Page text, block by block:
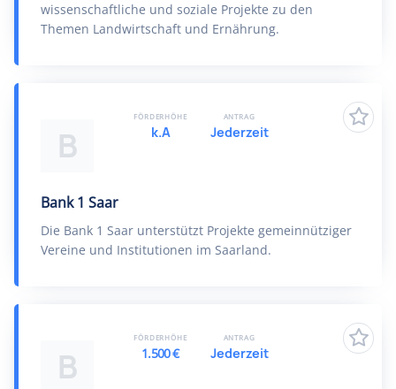
wissenschaftliche und soziale Projekte zu den
Themen Landwirtschaft und Ernährung.
B
Bank 1 Saar
Die Bank 1 Saar unterstützt Projekte gemeinnütziger
Vereine und Institutionen im Saarland.
FÖRDERHÖHE
k.A
ANTRAG
Jederzeit
B
FÖRDERHÖHE
1.500 €
ANTRAG
Jederzeit